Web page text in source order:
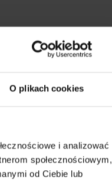
O plikach cookies
i analizować
społecznościowym,
od Ciebie lub